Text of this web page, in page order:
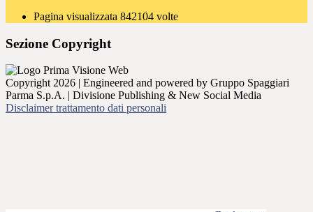
Pagina visualizzata 842104 volte
Sezione Copyright
Copyright 2026 | Engineered and powered by Gruppo Spaggiari
Parma S.p.A. | Divisione Publishing & New Social Media
Disclaimer trattamento dati personali